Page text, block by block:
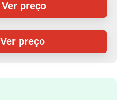
Ver preço
Ver preço